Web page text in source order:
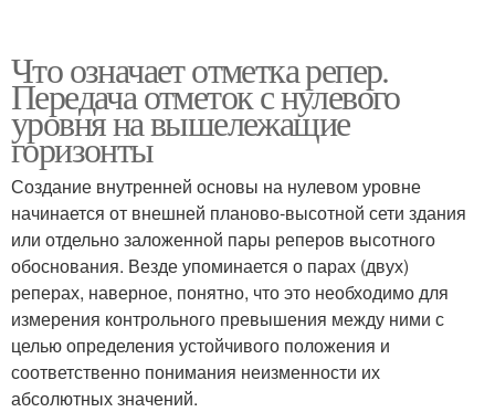
Что означает отметка репер.
Передача отметок с нулевого
уровня на вышележащие
горизонты
Создание внутренней основы на нулевом уровне
начинается от внешней планово-высотной сети здания
или отдельно заложенной пары реперов высотного
обоснования. Везде упоминается о парах (двух)
реперах, наверное, понятно, что это необходимо для
измерения контрольного превышения между ними с
целью определения устойчивого положения и
соответственно понимания неизменности их
абсолютных значений.